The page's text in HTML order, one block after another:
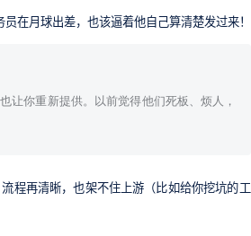
在月球出差，也该逼着他自己算清楚发过来！
让你重新提供。以前觉得他们死板、烦人，
程再清晰，也架不住上游（比如给你挖坑的工